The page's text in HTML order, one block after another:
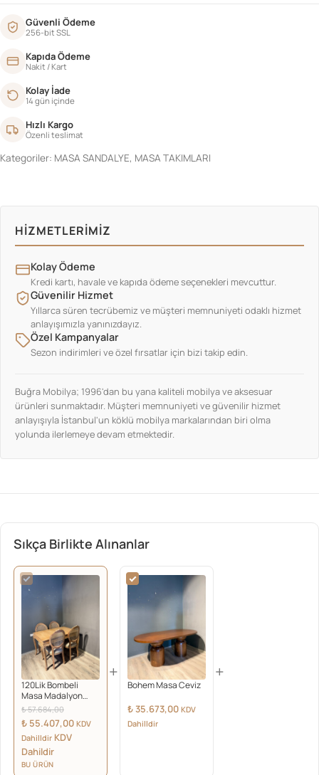
Güvenli Ödeme
256-bit SSL
Kapıda Ödeme
Nakit / Kart
Kolay İade
14 gün içinde
Hızlı Kargo
Özenli teslimat
Kategoriler: MASA SANDALYE, MASA TAKIMLARI
HIZMETLERIMIZ
Kolay Ödeme
Kredi kartı, havale ve kapıda ödeme seçenekleri mevcuttur.
Güvenilir Hizmet
Yıllarca süren tecrübemiz ve müşteri memnuniyeti odaklı hizmet
anlayışımızla yanınızdayız.
Özel Kampanyalar
Sezon indirimleri ve özel fırsatlar için bizi takip edin.
Buğra Mobilya; 1996'dan bu yana kaliteli mobilya ve aksesuar
ürünleri sunmaktadır. Müşteri memnuniyeti ve güvenilir hizmet
anlayışıyla İstanbul'un köklü mobilya markalarından biri olma
yolunda ilerlemeye devam etmektedir.
Sıkça Birlikte Alınanlar
120Lik Bombeli
Masa Madalyon
Takım Mudo
₺57.684,00
fiyat:
₺ 57.684,00.
₺ 55.407,00Şu
KDV
Dahilldir KDV
Dahildir
BU ÜRÜN
+
Bohem Masa Ceviz
₺35.673,00 KDV
Dahilldir
+